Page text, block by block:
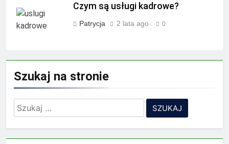
Czym są usługi kadrowe?
Patrycja 2 lata ago 0
Szukaj na stronie
Szukaj: